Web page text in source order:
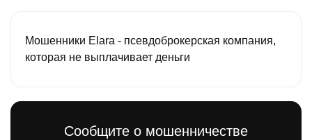
Мошенники Elara - псевдоброкерская компания,
которая не выплачивает деньги
Сообщите о мошенничестве